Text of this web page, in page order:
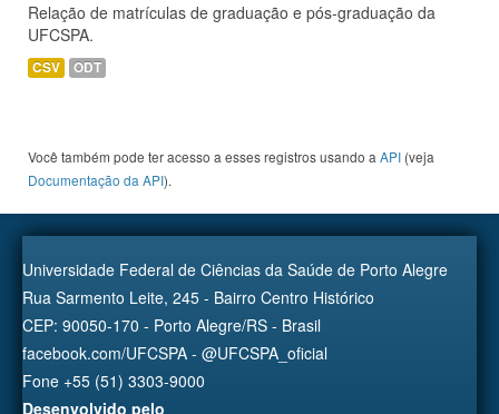
Relação de matrículas de graduação e pós-graduação da
UFCSPA.
CSV ODT
Você também pode ter acesso a esses registros usando a API (veja
Documentação da API).
Universidade Federal de Ciências da Saúde de Porto Alegre
Rua Sarmento Leite, 245 - Bairro Centro Histórico
CEP: 90050-170 - Porto Alegre/RS - Brasil
facebook.com/UFCSPA - @UFCSPA_oficial
Fone +55 (51) 3303-9000
Desenvolvido pelo